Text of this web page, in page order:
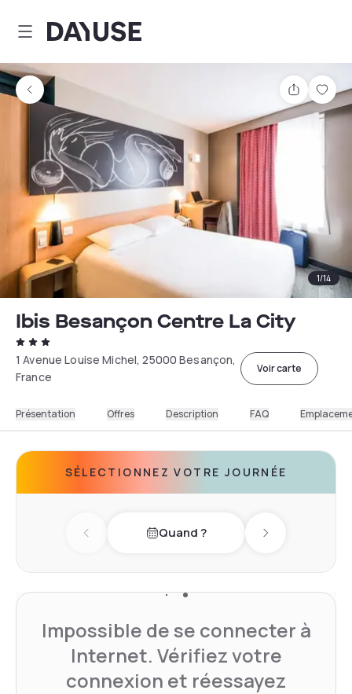
Dayuse
Partager
1/14
Ibis Besançon Centre La City
1 Avenue Louise Michel, 25000 Besançon,
France
Voir carte
Présentation Offres Description FAQ
SÉLECTIONNEZ VOTRE JOURNÉE
Previous dayQuand ? Next day
Impossible de se connecter à
Internet. Vérifiez votre
connexion et réessayez